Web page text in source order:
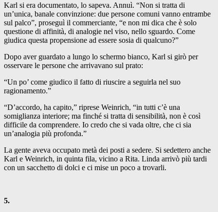
Karl si era documentato, lo sapeva. Annuì. “Non si tratta di
un’unica, banale convinzione: due persone comuni vanno entrambe
sul palco”, proseguì il commerciante, “e non mi dica che è solo
questione di affinità, di analogie nel viso, nello sguardo. Come
giudica questa propensione ad essere sosia di qualcuno?”
Dopo aver guardato a lungo lo schermo bianco, Karl si girò per
osservare le persone che arrivavano sul prato:
“Un po’ come giudico il fatto di riuscire a seguirla nel suo
ragionamento.”
“D’accordo, ha capito,” riprese Weinrich, “in tutti c’è una
somiglianza interiore; ma finché si tratta di sensibilità, non è così
difficile da comprendere. Io credo che si vada oltre, che ci sia
un’analogia più profonda.”
La gente aveva occupato metà dei posti a sedere. Si sedettero anche
Karl e Weinrich, in quinta fila, vicino a Rita. Linda arrivò più tardi
con un sacchetto di dolci e ci mise un poco a trovarli.
5.